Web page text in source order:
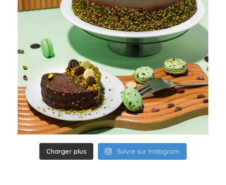
Charger plus Suivre sur Instagram